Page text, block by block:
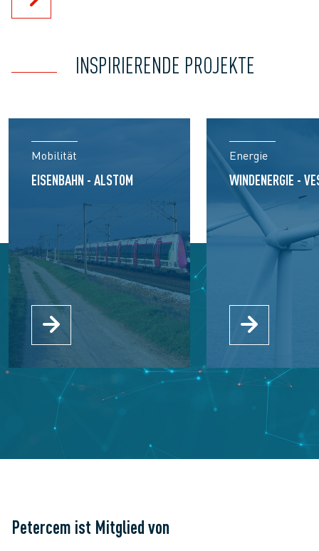
INSPIRIERENDE PROJEKTE
Mobilität
EISENBAHN - ALSTOM
Energie
WINDENERGIE -
Petercem ist Mitglied von